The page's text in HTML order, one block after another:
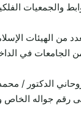
والجمعيات
من الهيئات
الجامعات في
الدكتور /
رقم جواله الخاص